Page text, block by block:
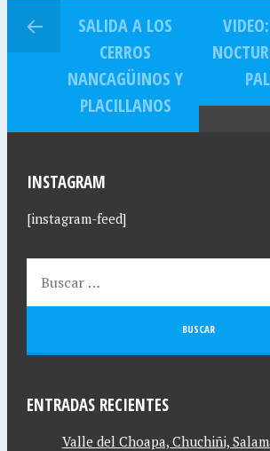
SALIDA A LOS
CERROS
NANCAGÜINOS Y
PLACILLANOS
INSTAGRAM
[instagram-feed]
ENTRADAS RECIENTES
Valle del Choapa, Chuchiñi,